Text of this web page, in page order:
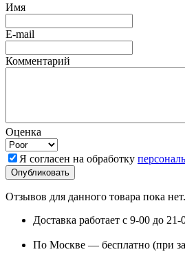
Имя
E-mail
Комментарий
Оценка
Я согласен на обработку
Отзывов для данного товара пока нет.
Доставка работает с 9-00 до
По Москве — бесплатно (при